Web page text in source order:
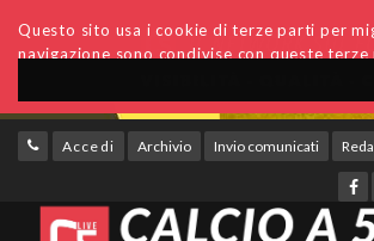
Questo sito usa i cookie di terze parti per
navigazione sono condivise con queste
Accedi Archivio Invio comunicati